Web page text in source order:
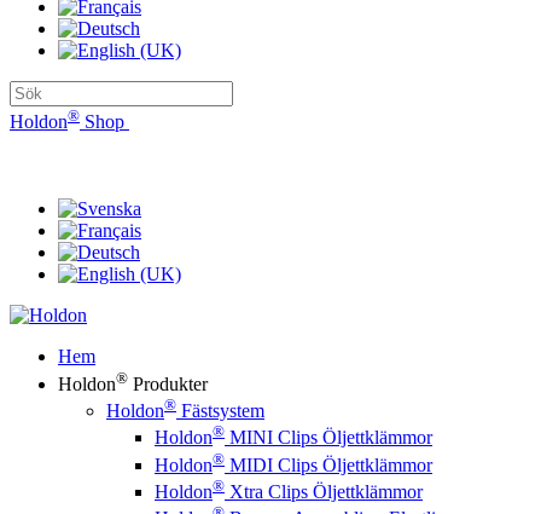
Holdon® Shop
Hem
Holdon® Produkter
Holdon® Fästsystem
Holdon® MINI Clips Öljettklämmor
Holdon® MIDI Clips Öljettklämmor
Holdon® Xtra Clips Öljettklämmor